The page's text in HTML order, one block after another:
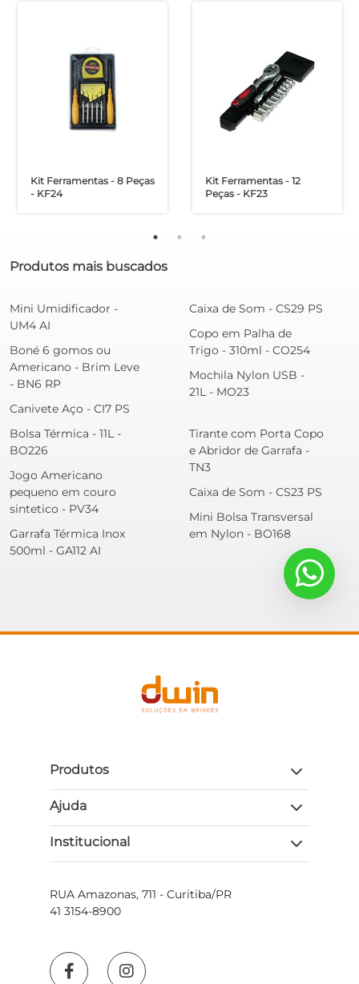
Kit Ferramentas - 8 Peças
- KF24
Kit Ferramentas - 12
Peças - KF23
Produtos mais buscados
Mini Umidificador -
UM4 AI
Boné 6 gomos ou
Americano - Brim Leve
- BN6 RP
Canivete Aço - CI7 PS
Caixa de Som - CS29 PS
Copo em Palha de
Trigo - 310ml - CO254
Mochila Nylon USB -
21L - MO23
Bolsa Térmica - 11L -
BO226
Jogo Americano
pequeno em couro
sintetico - PV34
Garrafa Térmica Inox
500ml - GA112 AI
Tirante com Porta Copo
e Abridor de Garrafa -
TN3
Caixa de Som - CS23 PS
Mini Bolsa Transversal
em Nylon - BO168
Produtos
Ajuda
Institucional
RUA Amazonas, 711 - Curitiba/PR
41 3154-8900